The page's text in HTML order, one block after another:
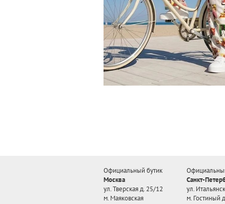
Официальный бутик
Москва
ул. Тверская д. 25/12
м. Маяковская
Санкт-
ул.
м. Гостиный